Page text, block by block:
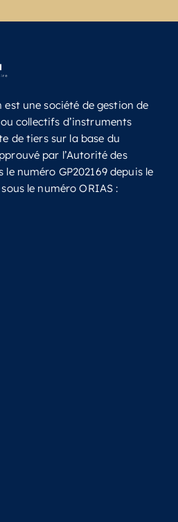
est une société de gestion de
collectifs d’instruments
de tiers sur la base du
par l’Autorité des
numéro GP202169 depuis le
le numéro ORIAS :